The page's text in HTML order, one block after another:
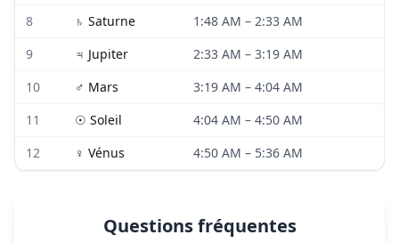
8
♄ Saturne 1:48 AM – 2:33 AM
9
♃ Jupiter 2:33 AM – 3:19 AM
10
♂ Mars 3:19 AM – 4:04 AM
11
☉ Soleil 4:04 AM – 4:50 AM
12
♀ Vénus 4:50 AM – 5:36 AM
Questions fréquentes